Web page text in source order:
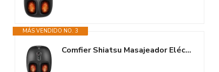
MÁS VENDIDO NO. 3
Comfier Shiatsu Masajeador Eléctrico de Pies con Calor, Vibración,...